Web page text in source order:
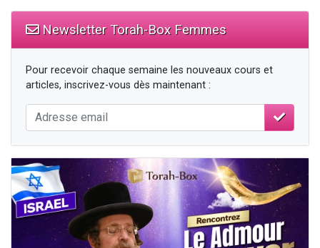
Newsletter Torah-Box Femmes
Pour recevoir chaque semaine les nouveaux cours et
articles, inscrivez-vous dès maintenant :